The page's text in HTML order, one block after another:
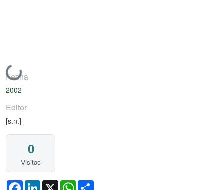
Cargando...
Fecha
2002
Editor
[s.n.]
0
Visitas
FacebookLinkedIn
X WhatsApp